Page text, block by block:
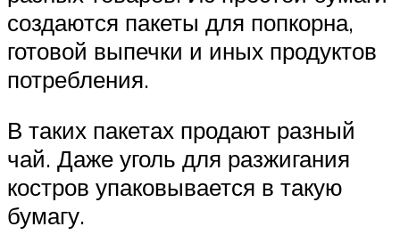
создаются пакеты для попкорна,
готовой выпечки и иных продуктов
потребления.
В таких пакетах продают разный
чай. Даже уголь для разжигания
костров упаковывается в такую
бумагу.